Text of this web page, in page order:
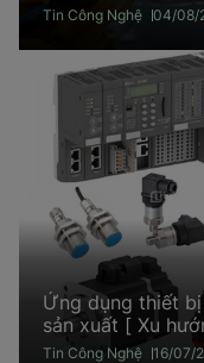
Tin Công Nghệ 04/08/
Ứng dụng thiết
sản xuất [ Xu
Tin Công Nghệ 16/07/